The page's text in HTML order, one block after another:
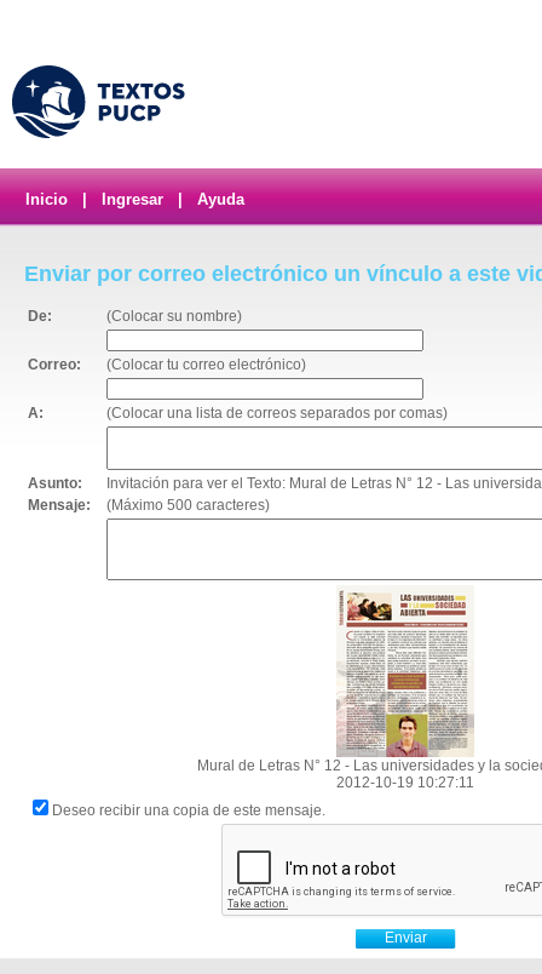
Inicio Ingresar Ayuda
Enviar por correo electrónico un vínculo a este
De: (Colocar su nombre)
Correo: (Colocar tu correo electrónico)
A: (Colocar una lista de correos separados por comas)
Asunto:
Invitación para ver el Texto: Mural de Letras N° 12 - Las
Mensaje:
(Máximo 500 caracteres)
Mural de Letras N° 12 - Las universidades y la
2012-10-19 10:27:11
Deseo recibir una copia de este mensaje.